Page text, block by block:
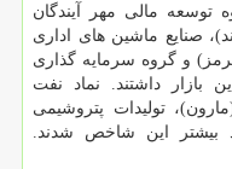
مالی مهر آیندگان
صنایع ماشین های اداری
و گروه سرمایه گذاری
داشتند. نماد نفت
تولیدات پتروشیمی
بیشتر این شاخص شدند.